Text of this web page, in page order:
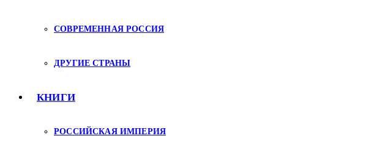
СОВРЕМЕННАЯ РОССИЯ
ДРУГИЕ СТРАНЫ
КНИГИ
РОССИЙСКАЯ ИМПЕРИЯ